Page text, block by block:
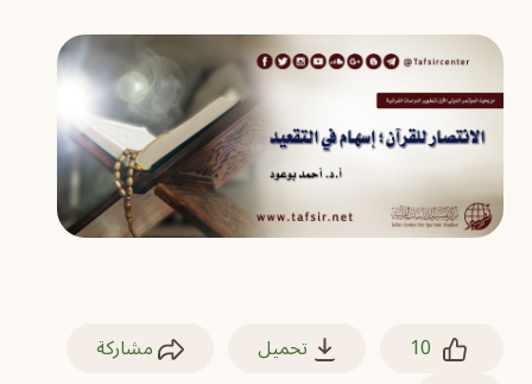
10 تحميل مشاركة